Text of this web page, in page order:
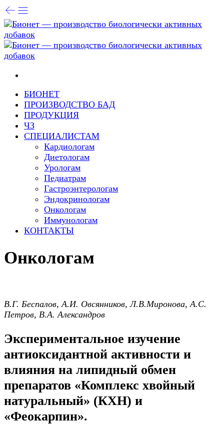
БИОНЕТ
ПРОИЗВОДСТВО БАД
ПРОДУКЦИЯ
ЧЗ
СПЕЦИАЛИСТАМ
Кардиологам
Диетологам
Урологам
Педиатрам
Гастроэнтерологам
Эндокринологам
Онкологам
Иммунологам
КОНТАКТЫ
Онкологам
В.Г. Беспалов, А.И. Овсянников, Л.В.Миронова, А.С.
Петров, В.А. Александров
Экспериментальное изучение
антиоксидантной активности и
влияния на липидный обмен
препаратов «Комплекс хвойный
натуральный» (КХН) и
«Феокарпин».